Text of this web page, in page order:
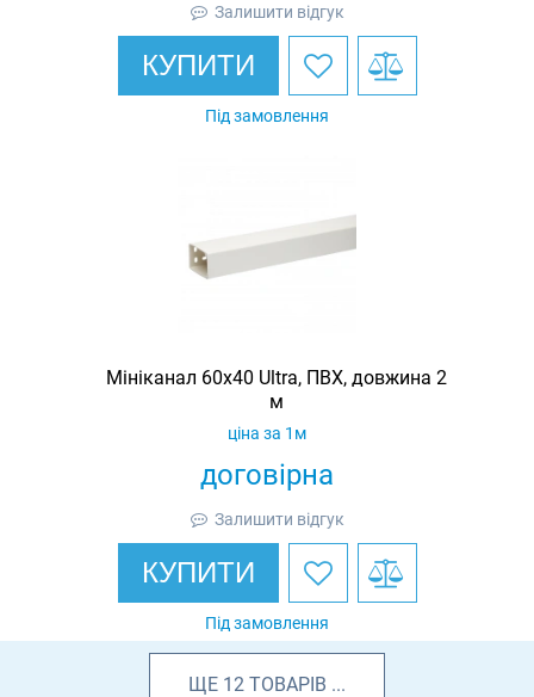
Залишити відгук
КУПИТИ
Під замовлення
Мініканал 60х40 Ultra, ПВХ, довжина 2
м
договірна
ціна за 1м
Залишити відгук
КУПИТИ
Під замовлення
ЩЕ 12 ТОВАРІВ ...